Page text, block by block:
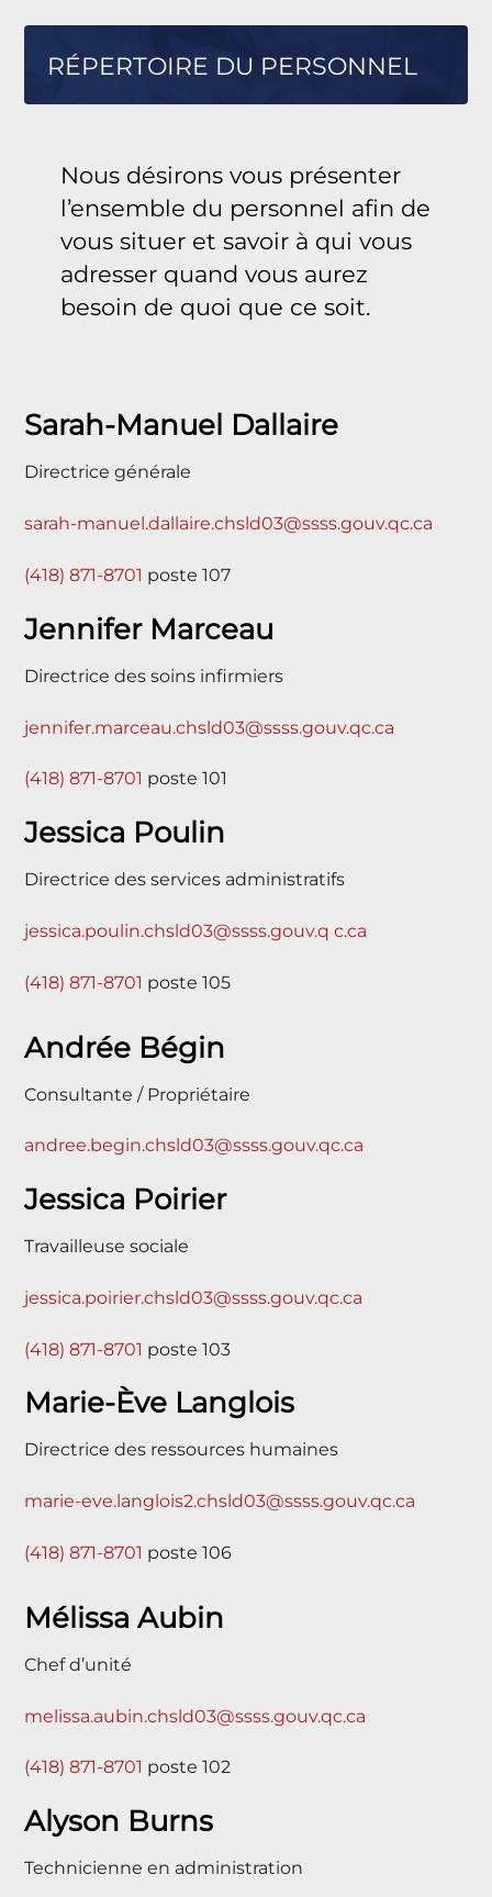
RÉPERTOIRE DU PERSONNEL
Nous désirons vous présenter
l’ensemble du personnel afin de
vous situer et savoir à qui vous
adresser quand vous aurez
besoin de quoi que ce soit.
Sarah-Manuel Dallaire
Directrice générale
sarah-manuel.dallaire.chsld03@ssss.gouv.qc.ca
(418) 871-8701 poste 107
Jennifer Marceau
Directrice des soins infirmiers
jennifer.marceau.chsld03@ssss.gouv.qc.ca
(418) 871-8701 poste 101
Jessica Poulin
Directrice des services administratifs
jessica.poulin.chsld03@ssss.gouv.q c.ca
(418) 871-8701 poste 105
Andrée Bégin
Consultante / Propriétaire
andree.begin.chsld03@ssss.gouv.qc.ca
Jessica Poirier
Travailleuse sociale
jessica.poirier.chsld03@ssss.gouv.qc.ca
(418) 871-8701 poste 103
Marie-Ève Langlois
Directrice des ressources humaines
marie-eve.langlois2.chsld03@ssss.gouv.qc.ca
(418) 871-8701 poste 106
Mélissa Aubin
Chef d’unité
melissa.aubin.chsld03@ssss.gouv.qc.ca
(418) 871-8701 poste 102
Alyson Burns
Technicienne en administration